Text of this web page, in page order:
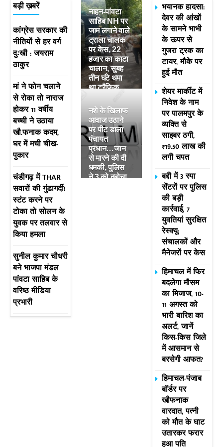
बड़ी ख़बरें
कांग्रेस सरकार की
नीतियों से हर वर्ग
दुःखी : जयराम
ठाकुर
मां ने फोन चलाने
से रोका तो नाराज
होकर 11 वर्षीय
बच्ची ने उठाया
खौ.फनाक कदम,
घर में मची चीख-
पुकार
चंडीगढ़ में THAR
सवारों की गुंडागर्दी!
स्टंट करने पर
टोका तो सोलन के
युवक पर तलवार से
किया हमला
सुनील कुमार चौधरी
बने भाजपा मंडल
पांवटा साहिब के
वरिष्ठ मीडिया
प्रभारी
नाहन-पांवटा
साहिब NH पर
जाम लगाने वाले
ट्राला चालक
पर केस, 22
हजार का काटा
चालान, सुबह
तीन घंटे थमा
था ट्रैफिक
नशे के खिलाफ
आवाज उठाने
पर पीट डाला
पंचायत
प्रधान…जान
से मारने की दी
धमकी, पुलिस
ने 3 को दबोचा
भयानक हादसा:
देवर की आंखों
के सामने भाभी
के ऊपर से
गुजरा ट्रक का
टायर, मौके पर
हुई मौत
शेयर मार्कीट में
निवेश के नाम
पर पालमपुर के
व्यक्ति से
साइबर ठगी,
₹19.50 लाख की
लगी चपत
बद्दी में 3 स्पा
सेंटरों पर पुलिस
की बड़ी
कार्रवाई, 7
युवतियां सुरक्षित
रेस्क्यू;
संचालकों और
मैनेजरों पर केस
हिमाचल में फिर
बदलेगा मौसम
का मिजाज, 10-
11 अगस्त को
भारी बारिश का
अलर्ट, जानें
किस-किस जिले
में आसमान से
बरसेगी आफत?
हिमाचल-पंजाब
बॉर्डर पर
खौफनाक
वारदात, पत्नी
को मौत के घाट
उतारकर फरार